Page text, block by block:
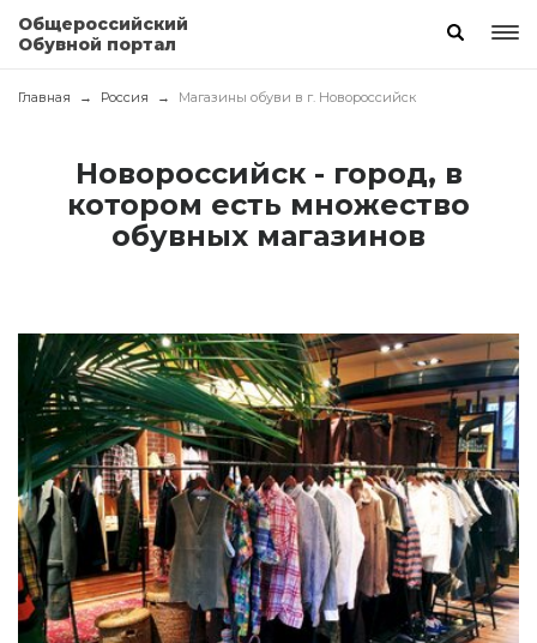
Общероссийский
Обувной портал
Главная Россия Магазины обуви в г. Новороссийск
Новороссийск - город, в
котором есть множество
обувных магазинов